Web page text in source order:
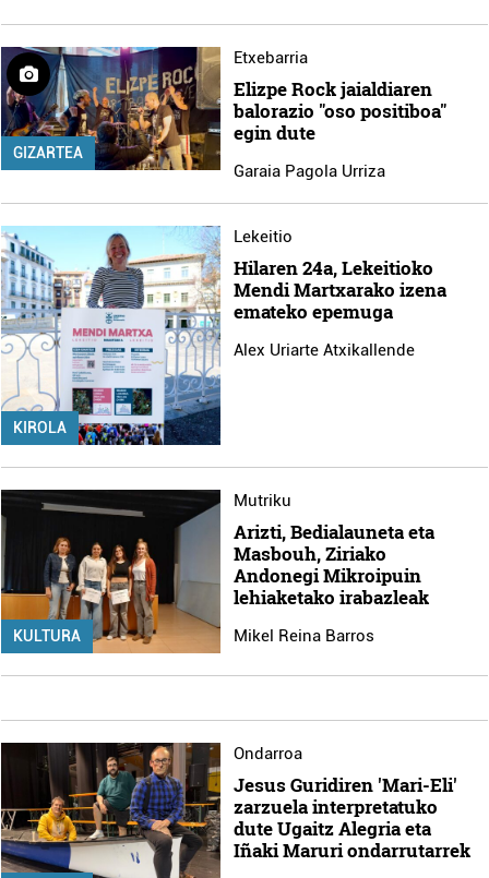
GIZARTEA
Etxebarria
Elizpe Rock jaialdiaren
balorazio "oso positiboa"
egin dute
Garaia Pagola Urriza
KIROLA
Lekeitio
Hilaren 24a, Lekeitioko
Mendi Martxarako izena
emateko epemuga
Alex Uriarte Atxikallende
KULTURA
Mutriku
Arizti, Bedialauneta eta
Masbouh, Ziriako
Andonegi Mikroipuin
lehiaketako irabazleak
Mikel Reina Barros
Ondarroa
Jesus Guridiren 'Mari-Eli'
zarzuela interpretatuko
dute Ugaitz Alegria eta
Iñaki Maruri ondarrutarrek